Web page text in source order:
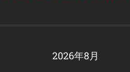
2026年8月